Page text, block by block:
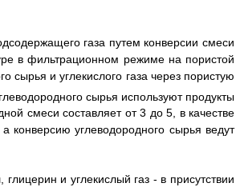
газа путем конверсии смеси
в фильтрационном режиме на пористой
сырья и углекислого газа через пористую
сырья используют продукты
смеси составляет от 3 до 5, в качестве
конверсию углеводородного сырья ведут
и углекислый газ - в присутствии